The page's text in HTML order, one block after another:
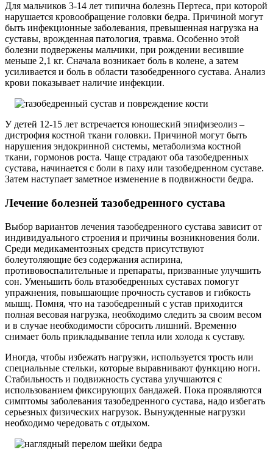
Для мальчиков 3-14 лет типична болезнь Пертеса, при которой
нарушается кровообращение головки бедра. Причиной могут
быть инфекционные заболевания, превышенная нагрузка на
суставы, врожденная патология, травма. Особенно этой
болезни подвержены мальчики, при рождении весившие
меньше 2,1 кг. Сначала возникает боль в колене, а затем
усиливается и боль в области тазобедренного сустава. Анализ
крови показывает наличие инфекции.
У детей 12-15 лет встречается юношеский эпифизеолиз –
дистрофия костной ткани головки. Причиной могут быть
нарушения эндокринной системы, метаболизма костной
ткани, гормонов роста. Чаще страдают оба тазобедренных
сустава, начинается с боли в паху или тазобедренном суставе.
Затем наступает заметное изменение в подвижности бедра.
Лечение болезней тазобедренного сустава
Выбор вариантов лечения тазобедренного сустава зависит от
индивидуального строения и причины возникновения боли.
Среди медикаментозных средств присутствуют
болеутоляющие без содержания аспирина,
противовоспалительные и препараты, призванные улучшить
сон. Уменьшить боль втазобедренных суставах помогут
упражнения, повышающие прочность суставов и гибкость
мышц. Помня, что на тазобедренный с устав приходится
полная весовая нагрузка, необходимо следить за своим весом
и в случае необходимости сбросить лишний. Временно
снимает боль прикладывание тепла или холода к суставу.
Иногда, чтобы избежать нагрузки, используется трость или
специальные стельки, которые выравнивают функцию ноги.
Стабильность и подвижность сустава улучшаются с
использованием фиксирующих бандажей. Пока проявляются
симптомы заболевания тазобедренного сустава, надо избегать
серьезных физических нагрузок. Вынужденные нагрузки
необходимо чередовать с отдыхом.